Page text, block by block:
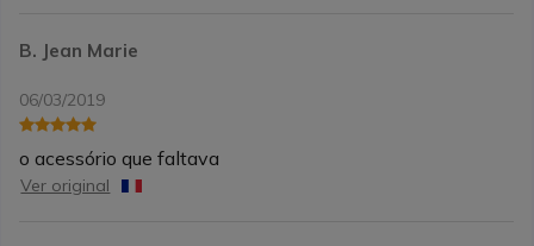
B. Jean Marie
06/03/2019
o acessório que faltava
Ver original